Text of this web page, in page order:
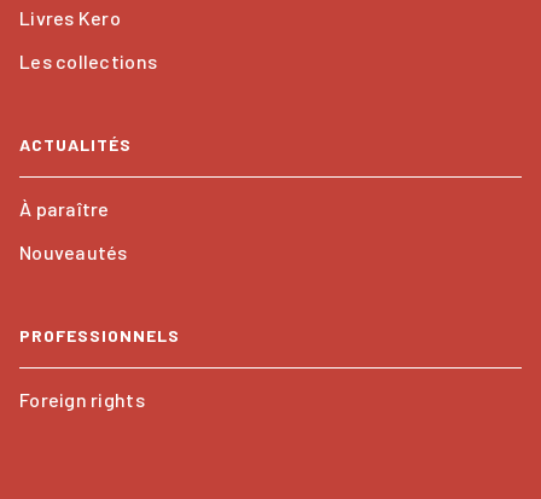
Livres Kero
Les collections
ACTUALITÉS
À paraître
Nouveautés
PROFESSIONNELS
Foreign rights